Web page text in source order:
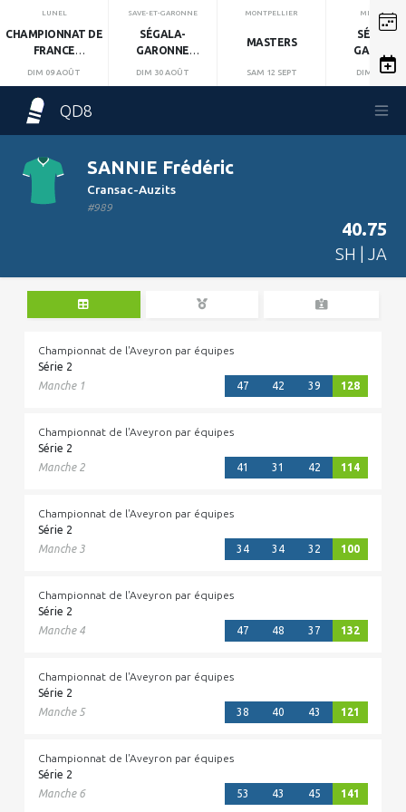
LUNEL
CHAMPIONNAT DE
FRANCE
INDIVIDUEL
DIM 09 AOÛT
SAVE-ET-GARONNE
SÉGALA-
GARONNE
MANCHE 1
DIM 30 AOÛT
MONTPELLIER
MASTERS
SAM 12 SEPT
MIRANDOL
SÉGALA-
GARONNE
MANCHE 2
DIM 13 SEPT
QD8
SANNIE Frédéric
Cransac-Auzits
#989
40.75
SH | JA
Championnat de l'Aveyron par équipes
Série 2
Manche 1
47 42 39 128
Championnat de l'Aveyron par équipes
Série 2
Manche 2
41 31 42 114
Championnat de l'Aveyron par équipes
Série 2
Manche 3
34 34 32 100
Championnat de l'Aveyron par équipes
Série 2
Manche 4
47 48 37 132
Championnat de l'Aveyron par équipes
Série 2
Manche 5
38 40 43 121
Championnat de l'Aveyron par équipes
Série 2
Manche 6
53 43 45 141